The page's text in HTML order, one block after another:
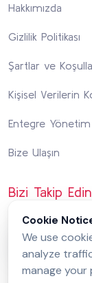
Hakkımızda
Gizlilik Politikası
Şartlar ve
Kişisel Verilerin
Entegre Yönetim
Bize Ulaşın
Bizi Takip Edin
Cookie
We use
analyze
manage your